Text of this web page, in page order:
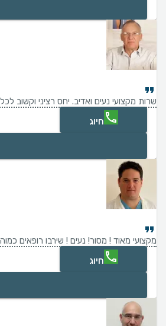
שרות מקצועי נעים ואדיב. יחס רציני וקשוב
חיוג
מקצועי מאוד ! מסור! נעים ! שירבו רופאים
חיוג